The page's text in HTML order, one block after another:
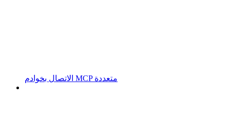
الاتصال بخوادم MCP متعددة